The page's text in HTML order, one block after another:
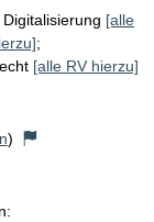
Digitalisierung [alle
;
[alle RV hierzu]
)